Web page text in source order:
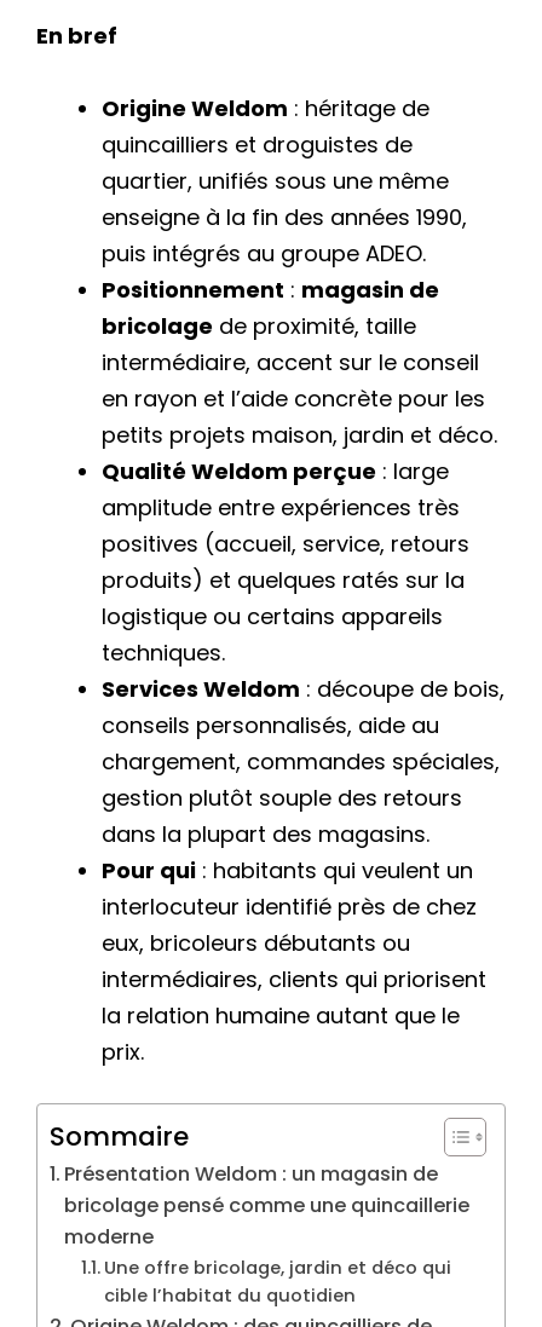
En bref
Origine Weldom : héritage de
quincailliers et droguistes de
quartier, unifiés sous une même
enseigne à la fin des années 1990,
puis intégrés au groupe ADEO.
Positionnement : magasin de
bricolage de proximité, taille
intermédiaire, accent sur le conseil
en rayon et l’aide concrète pour les
petits projets maison, jardin et déco.
Qualité Weldom perçue : large
amplitude entre expériences très
positives (accueil, service, retours
produits) et quelques ratés sur la
logistique ou certains appareils
techniques.
Services Weldom : découpe de bois,
conseils personnalisés, aide au
chargement, commandes spéciales,
gestion plutôt souple des retours
dans la plupart des magasins.
Pour qui : habitants qui veulent un
interlocuteur identifié près de chez
eux, bricoleurs débutants ou
intermédiaires, clients qui priorisent
la relation humaine autant que le
prix.
Sommaire
Présentation Weldom : un magasin de
bricolage pensé comme une quincaillerie
moderne
Une offre bricolage, jardin et déco qui
cible l’habitat du quotidien